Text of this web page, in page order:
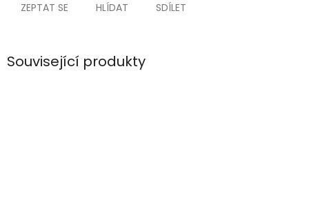
ZEPTAT SE HLÍDAT SDÍLET
Související produkty